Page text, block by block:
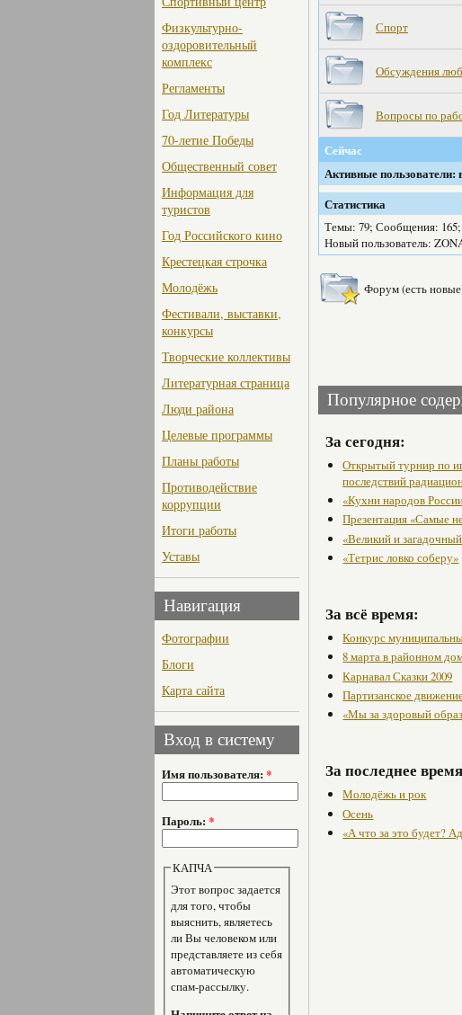
Физкультурно-
оздоровительный
комплекс
Регламенты
Год Литературы
70-летие Победы
Общественный совет
Информация для
туристов
Год Российского кино
Крестецкая строчка
Молодёжь
Фестивали, выставки,
конкурсы
Творческие коллективы
Литературная страница
Люди района
Целевые программы
Планы работы
Противодействие
коррупции
Итоги работы
Уставы
Навигация
Фотографии
Блоги
Карта сайта
Вход в систему
Имя пользователя: *
Пароль: *
КАПЧА
Этот вопрос задается
для того, чтобы
выяснить, являетесь
ли Вы человеком или
представляете из себя
автоматическую
спам-рассылку.
Спорт
Обсуждения
Вопросы по
Сейчас
Активные пользователи:
Статистика
Темы: 79; Сообщения: 165;
Новый пользователь:
Форум (есть
Популярное
За сегодня:
Открытый турнир по
последствий
«Кухни народов
Презентация «Самые
«Великий и
«Тетрис ловко соберу»
За всё время:
Конкурс
8 марта в районном
Карнавал Сказки 2009
Партизанское
«Мы за здоровый
За последнее
Молодёжь и рок
Осень
«А что за это будет?